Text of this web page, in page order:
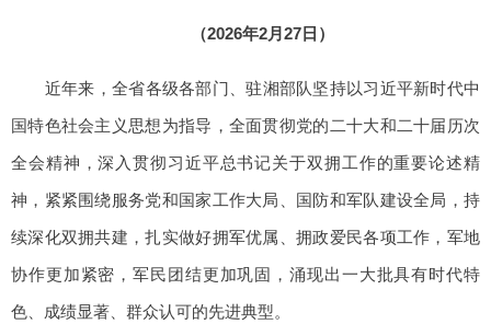
（2026年2月27日）
近年来，全省各级各部门、驻湘部队坚持以习近平新时代中
国特色社会主义思想为指导，全面贯彻党的二十大和二十届历次
全会精神，深入贯彻习近平总书记关于双拥工作的重要论述精
神，紧紧围绕服务党和国家工作大局、国防和军队建设全局，持
续深化双拥共建，扎实做好拥军优属、拥政爱民各项工作，军地
协作更加紧密，军民团结更加巩固，涌现出一大批具有时代特
色、成绩显著、群众认可的先进典型。